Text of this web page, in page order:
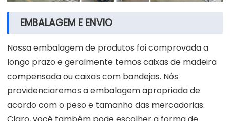
EMBALAGEM E ENVIO
Nossa embalagem de produtos foi comprovada a
longo prazo e geralmente temos caixas de madeira
compensada ou caixas com bandejas. Nós
providenciaremos a embalagem apropriada de
acordo com o peso e tamanho das mercadorias.